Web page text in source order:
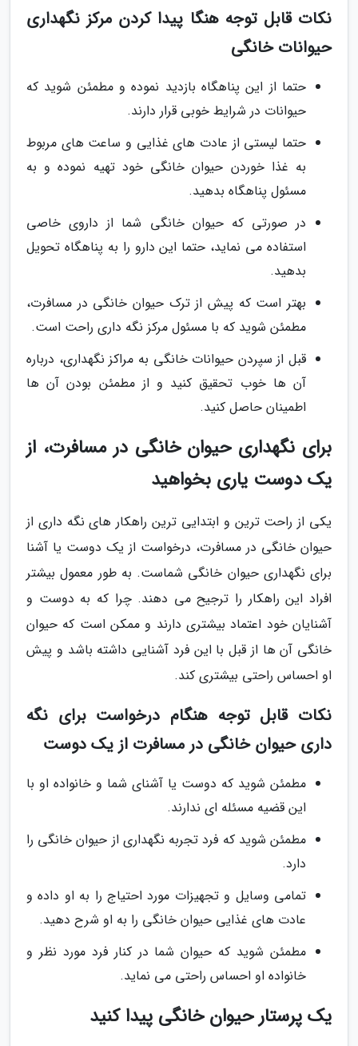
نکات قابل توجه هنگا پیدا کردن مرکز نگهداری
حیوانات خانگی
حتما از این پناهگاه بازدید نموده و مطمئن شوید که
حیوانات در شرایط خوبی قرار دارند.
حتما لیستی از عادت های غذایی و ساعت های مربوط
به غذا خوردن حیوان خانگی خود تهیه نموده و به
مسئول پناهگاه بدهید.
در صورتی که حیوان خانگی شما از داروی خاصی
استفاده می نماید، حتما این دارو را به پناهگاه تحویل
بدهید.
بهتر است که پیش از ترک حیوان خانگی در مسافرت،
مطمئن شوید که با مسئول مرکز نگه داری راحت است.
قبل از سپردن حیوانات خانگی به مراکز نگهداری، درباره
آن ها خوب تحقیق کنید و از مطمئن بودن آن ها
اطمینان حاصل کنید.
برای نگهداری حیوان خانگی در مسافرت، از
یک دوست یاری بخواهید
یکی از راحت ترین و ابتدایی ترین راهکار های نگه داری از
حیوان خانگی در مسافرت، درخواست از یک دوست یا آشنا
برای نگهداری حیوان خانگی شماست. به طور معمول بیشتر
افراد این راهکار را ترجیح می دهند. چرا که به دوست و
آشنایان خود اعتماد بیشتری دارند و ممکن است که حیوان
خانگی آن ها از قبل با این فرد آشنایی داشته باشد و پیش
او احساس راحتی بیشتری کند.
نکات قابل توجه هنگام درخواست برای نگه
داری حیوان خانگی در مسافرت از یک دوست
مطمئن شوید که دوست یا آشنای شما و خانواده او با
این قضیه مسئله ای ندارند.
مطمئن شوید که فرد تجربه نگهداری از حیوان خانگی را
دارد.
تمامی وسایل و تجهیزات مورد احتیاج را به او داده و
عادت های غذایی حیوان خانگی را به او شرح دهید.
مطمئن شوید که حیوان شما در کنار فرد مورد نظر و
خانواده او احساس راحتی می نماید.
یک پرستار حیوان خانگی پیدا کنید